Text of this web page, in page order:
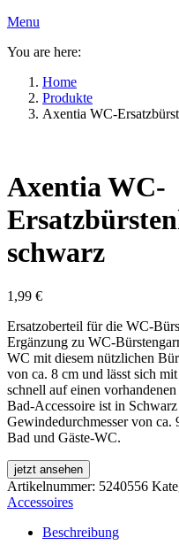
Menu
You are here:
Home
Produkte
Axentia WC-
Axentia WC-
schwarz
1,99 €
Ersatzoberteil für die WC-
Ergänzung zu WC-
WC mit diesem nützlichen
von ca. 8 cm und lässt sich
schnell auf einen
Bad-Accessoire ist in
Gewindedurchmesser von
Bad und Gäste-WC.
jetzt ansehen
Artikelnummer: 5240556
Accessoires
Beschreibung